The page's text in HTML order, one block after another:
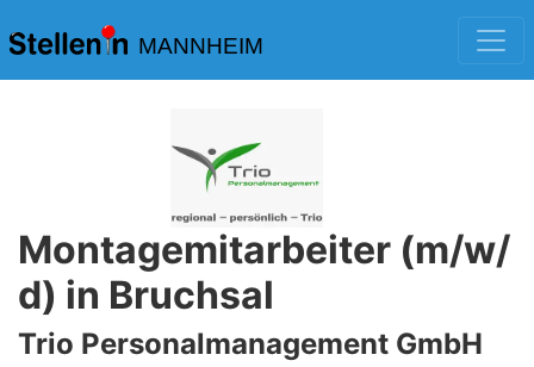
MANNHEIM
Montagemitarbeiter (m/w/
d) in Bruchsal
Trio Personalmanagement GmbH